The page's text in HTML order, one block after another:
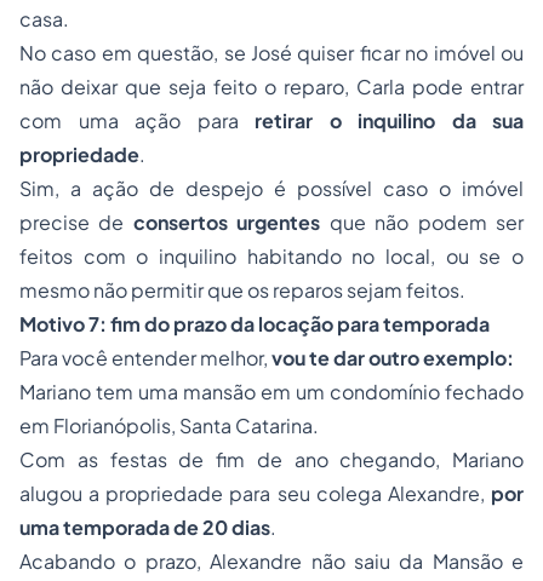
casa.
No caso em questão, se José quiser ficar no imóvel ou
não deixar que seja feito o reparo, Carla pode entrar
com uma ação para retirar o inquilino da sua
propriedade.
Sim, a ação de despejo é possível caso o imóvel
precise de consertos urgentes que não podem ser
feitos com o inquilino habitando no local, ou se o
mesmo não permitir que os reparos sejam feitos.
Motivo 7: fim do prazo da locação para temporada
Para você entender melhor,vou te dar outro exemplo:
Mariano tem uma mansão em um condomínio fechado
em Florianópolis, Santa Catarina.
Com as festas de fim de ano chegando, Mariano
alugou a propriedade para seu colega Alexandre, por
uma temporada de 20 dias.
Acabando o prazo, Alexandre não saiu da Mansão e